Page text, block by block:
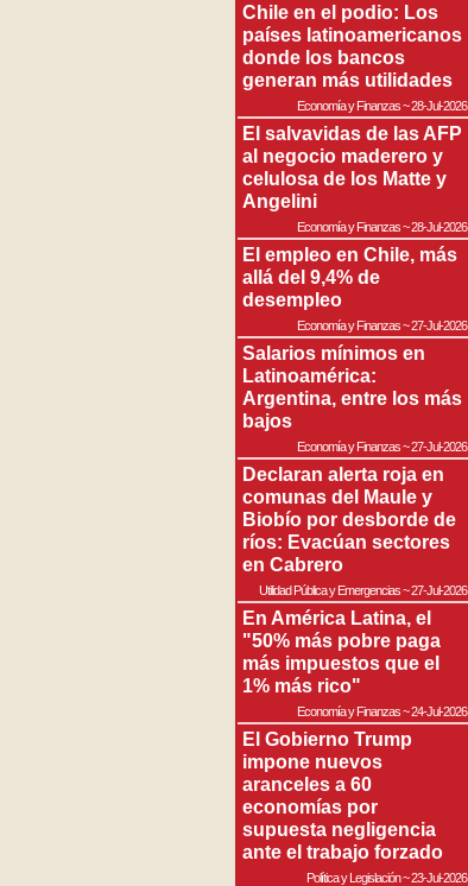
Chile en el podio: Los
países latinoamericanos
donde los bancos
generan más utilidades
Economía y Finanzas~28-Jul-2026
El salvavidas de las AFP
al negocio maderero y
celulosa de los Matte y
Angelini
Economía y Finanzas~28-Jul-2026
El empleo en Chile, más
allá del 9,4% de
desempleo
Economía y Finanzas~27-Jul-2026
Salarios mínimos en
Latinoamérica:
Argentina, entre los más
bajos
Economía y Finanzas~27-Jul-2026
Declaran alerta roja en
comunas del Maule y
Biobío por desborde de
ríos: Evacúan sectores
en Cabrero
Utilidad Pública y Emergencias~27-Jul-2026
En América Latina, el
"50% más pobre paga
más impuestos que el
1% más rico"
Economía y Finanzas~24-Jul-2026
El Gobierno Trump
impone nuevos
aranceles a 60
economías por
supuesta negligencia
ante el trabajo forzado
Política y Legislación~23-Jul-2026